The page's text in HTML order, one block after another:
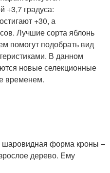
+3,7 градуса:
+30, а
Лучшие сорта яблонь
помогут подобрать вид
В данном
новые селекционные
временем.
шаровидная форма кроны –
дерево. Ему